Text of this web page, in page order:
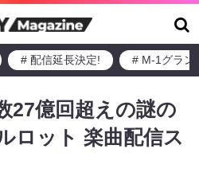
# 配信延長決定! # M-1グラン
27億回超えの謎の
ロット 楽曲配信ス